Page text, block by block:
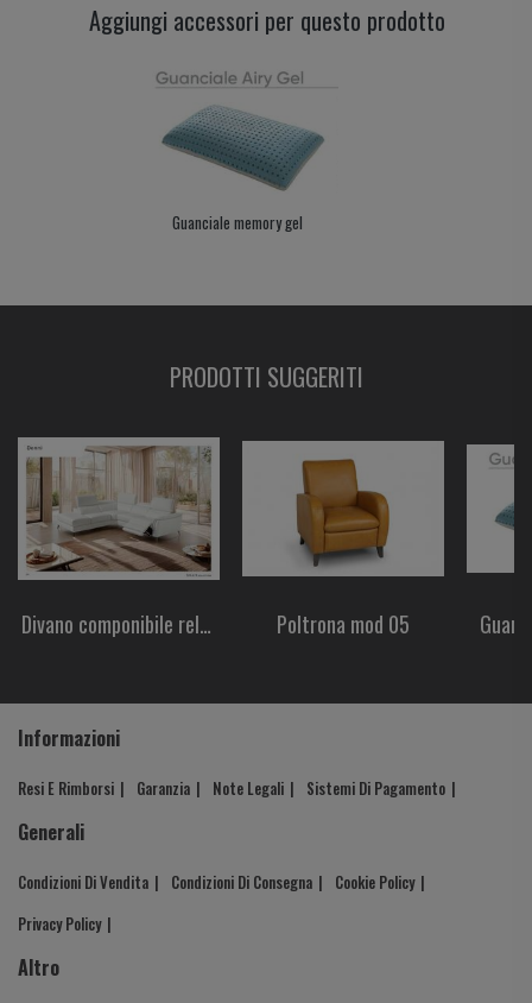
Di serie - struttura in legno - massello- multistrato - truciolato
Di serie - Piedini in legno colore testa di moro
A scelta - Altri tipi di rivestimento e colore a scelta, velluto, vera Pelle,
Aggiungi accessori per questo prodotto
Guanciale memory gel
PRODOTTI SUGGERITI
Divano componibile relax
Poltrona mod 05
Informazioni
Resi E Rimborsi Garanzia Note Legali Sistemi Di Pagamento
Generali
Condizioni Di Vendita Condizioni Di Consegna
Cookie Policy
Privacy Policy
Altro